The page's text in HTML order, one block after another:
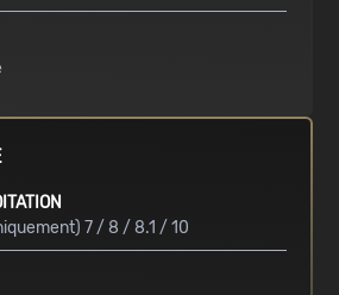
7 / 8 / 8.1 / 10